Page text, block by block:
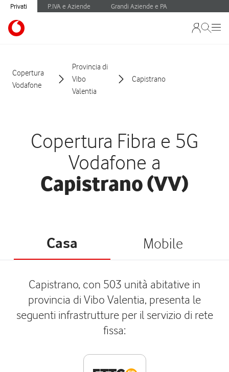
Privati P.IVA e Aziende Grandi Aziende e PA
Copertura
Vodafone
Provincia di
Vibo
Valentia
Capistrano
Copertura Fibra e 5G
Vodafone a
Capistrano (VV)
Casa Mobile
Capistrano, con 503 unità abitative in
provincia di Vibo Valentia, presenta le
seguenti infrastrutture per il servizio di rete
fissa: